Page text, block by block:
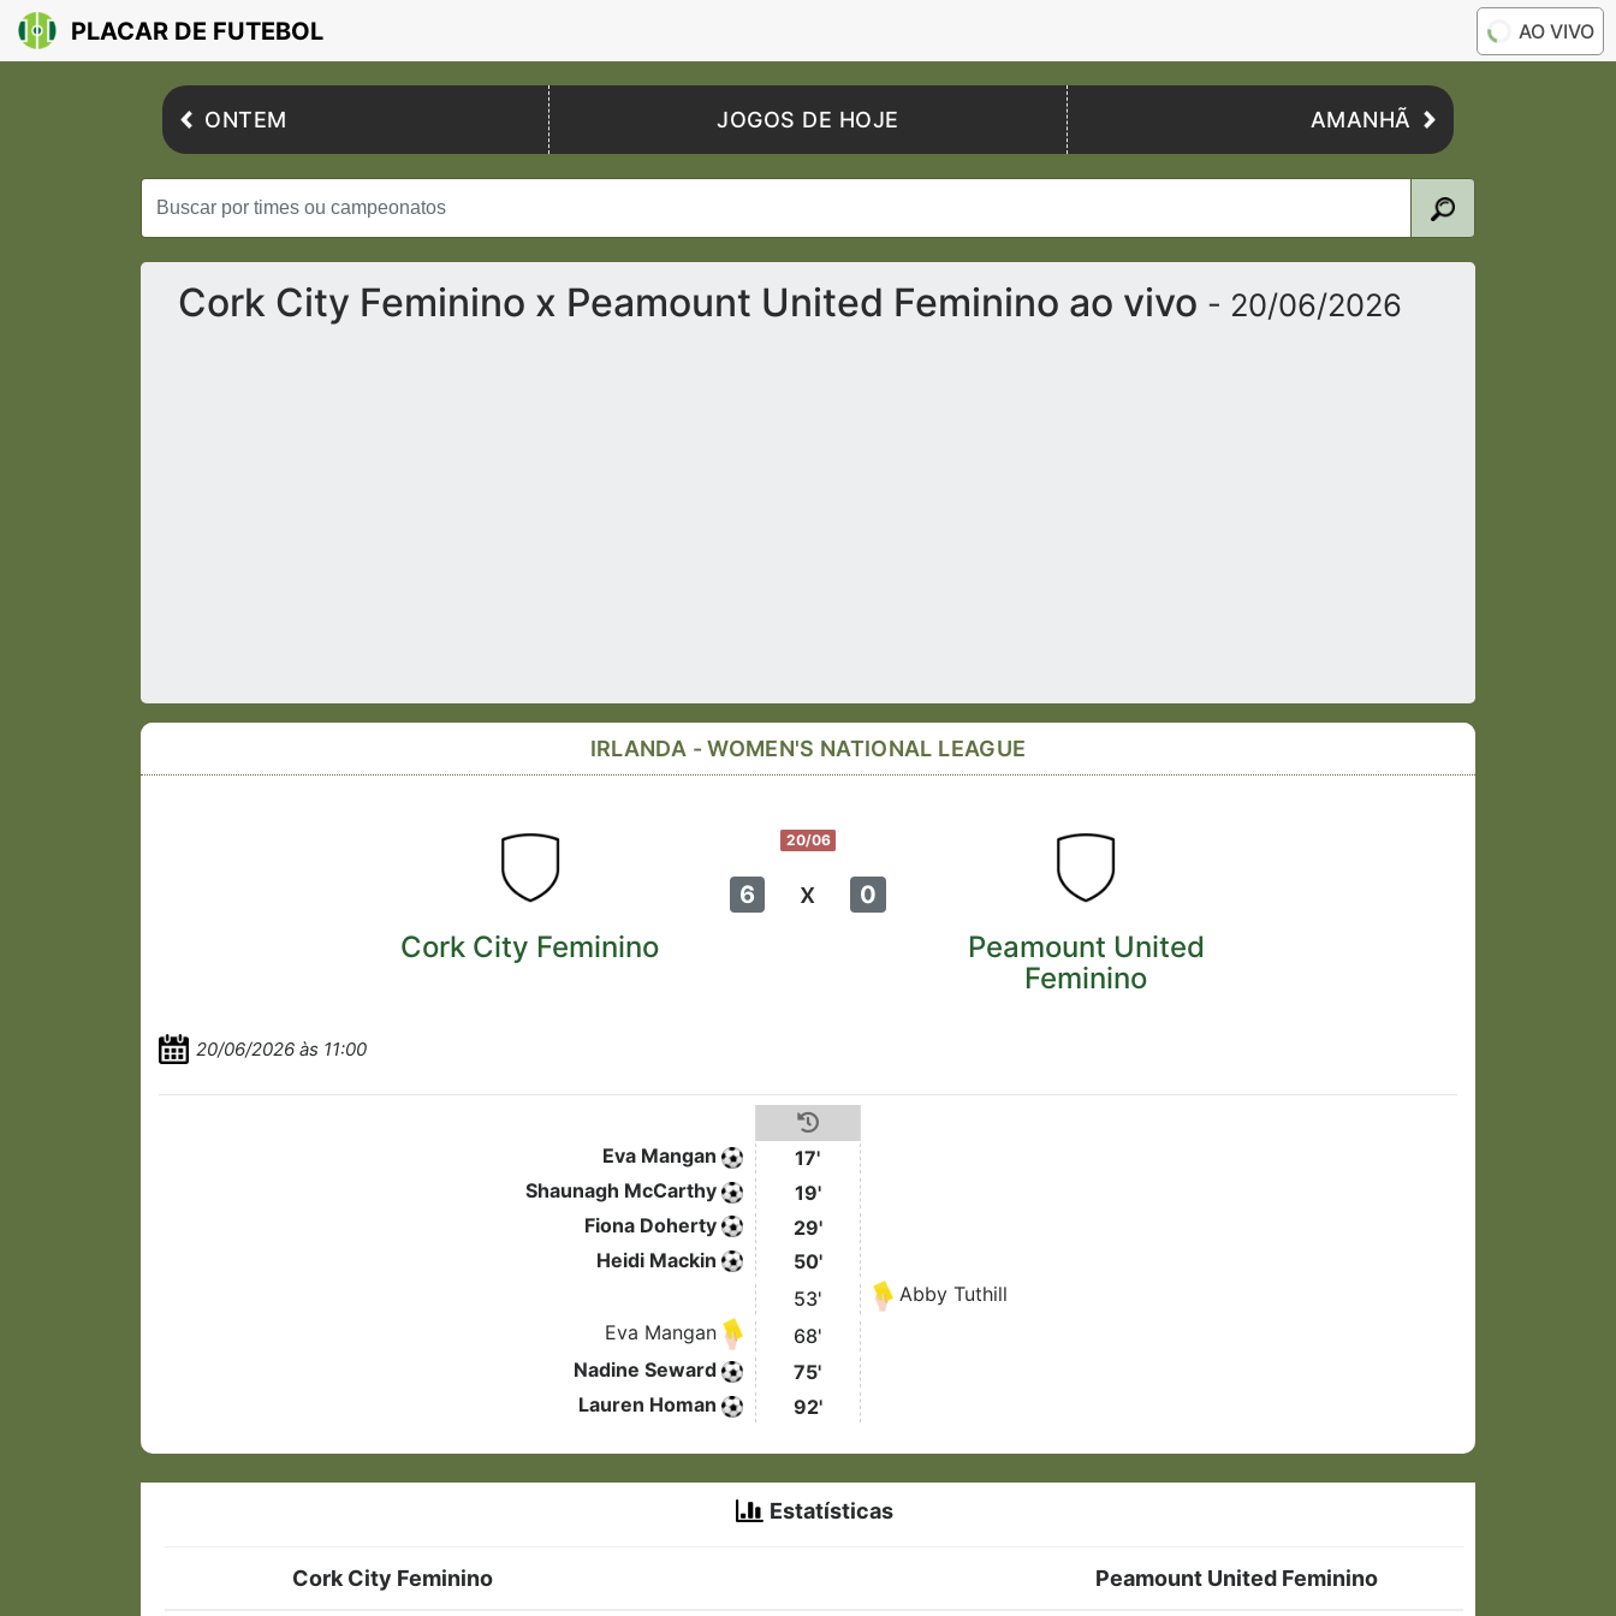
PLACAR DE FUTEBOL AO VIVO
ONTEM JOGOS DE HOJE AMANHÃ
Cork City Feminino x Peamount United Feminino ao vivo - 20/06/2026
IRLANDA - WOMEN'S NATIONAL LEAGUE
20/06
6 x 0
Cork City Feminino
Peamount United
Feminino
20/06/2026 às 11:00
Eva Mangan
17'
Shaunagh McCarthy
19'
Fiona Doherty
29'
Heidi Mackin
50'
53'
Abby Tuthill
Eva Mangan
68'
Nadine Seward
75'
Lauren Homan
92'
Estatísticas
Cork City Feminino Peamount United Feminino